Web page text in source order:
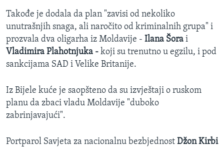
Takođe je dodala da plan "zavisi od nekoliko
unutrašnjih snaga, ali naročito od kriminalnih grupa" i
prozvala dva oligarha iz Moldavije - Ilana Šora i
Vladimira Plahotnjuka - koji su trenutno u egzilu, i pod
sankcijama SAD i Velike Britanije.
Iz Bijele kuće je saopšteno da su izvještaji o ruskom
planu da zbaci vladu Moldavije "duboko
zabrinjavajući".
Portparol Savjeta za nacionalnu bezbjednost Džon Kirbi